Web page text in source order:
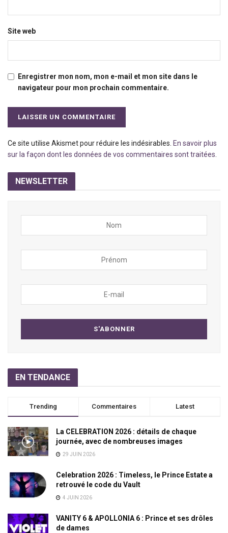
Site web
Enregistrer mon nom, mon e-mail et mon site dans le
navigateur pour mon prochain commentaire.
Ce site utilise Akismet pour réduire les indésirables. En savoir plus
sur la façon dont les données de vos commentaires sont traitées
NEWSLETTER
EN TENDANCE
Trending Commentaires Latest
La CELEBRATION 2026 : détails de chaque
journée, avec de nombreuses images
29 JUIN 2026
Celebration 2026 : Timeless, le Prince Estate a
retrouvé le code du Vault
4 JUIN 2026
VANITY 6 & APOLLONIA 6 : Prince et ses drôles
de dames